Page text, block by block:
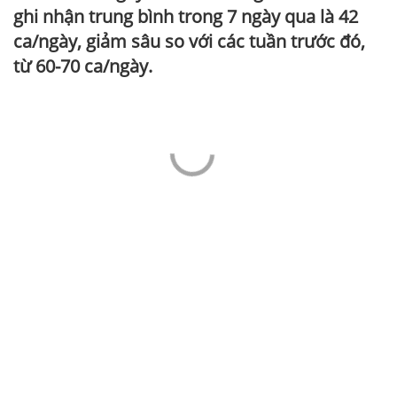
ghi nhận trung bình trong 7 ngày qua là 42
ca/ngày, giảm sâu so với các tuần trước đó,
từ 60-70 ca/ngày.